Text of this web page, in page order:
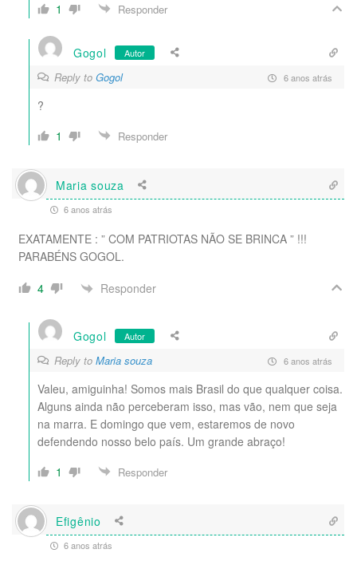
1
Responder
Gogol Autor
Reply to Gogol 6 anos atrás
?
1
Responder
Maria souza
6 anos atrás
EXATAMENTE : ” COM PATRIOTAS NÃO SE BRINCA ” !!!
PARABÉNS GOGOL.
4
Responder
Gogol Autor
Reply to Maria souza 6 anos atrás
Valeu, amiguinha! Somos mais Brasil do que qualquer coisa.
Alguns ainda não perceberam isso, mas vão, nem que seja
na marra. E domingo que vem, estaremos de novo
defendendo nosso belo país. Um grande abraço!
1
Responder
Efigênio
6 anos atrás